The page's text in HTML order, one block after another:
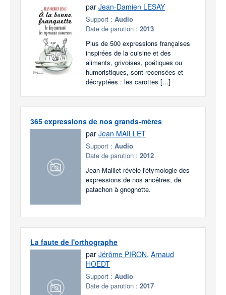
par Jean-Damien LESAY
Support : Audio
Date de parution : 2013
Plus de 500 expressions françaises
inspirées de la cuisine et des
aliments, grivoises, poétiques ou
humoristiques, sont recensées et
décryptées : les carottes [...]
365 expressions de nos grands-mères
par Jean MAILLET
Support : Audio
Date de parution : 2012
Jean Maillet révèle l'étymologie des
expressions de nos ancêtres, de
patachon à gnognotte.
La faute de l'orthographe
par Jérôme PIRON, Arnaud
HOEDT
Support : Audio
Date de parution : 2017